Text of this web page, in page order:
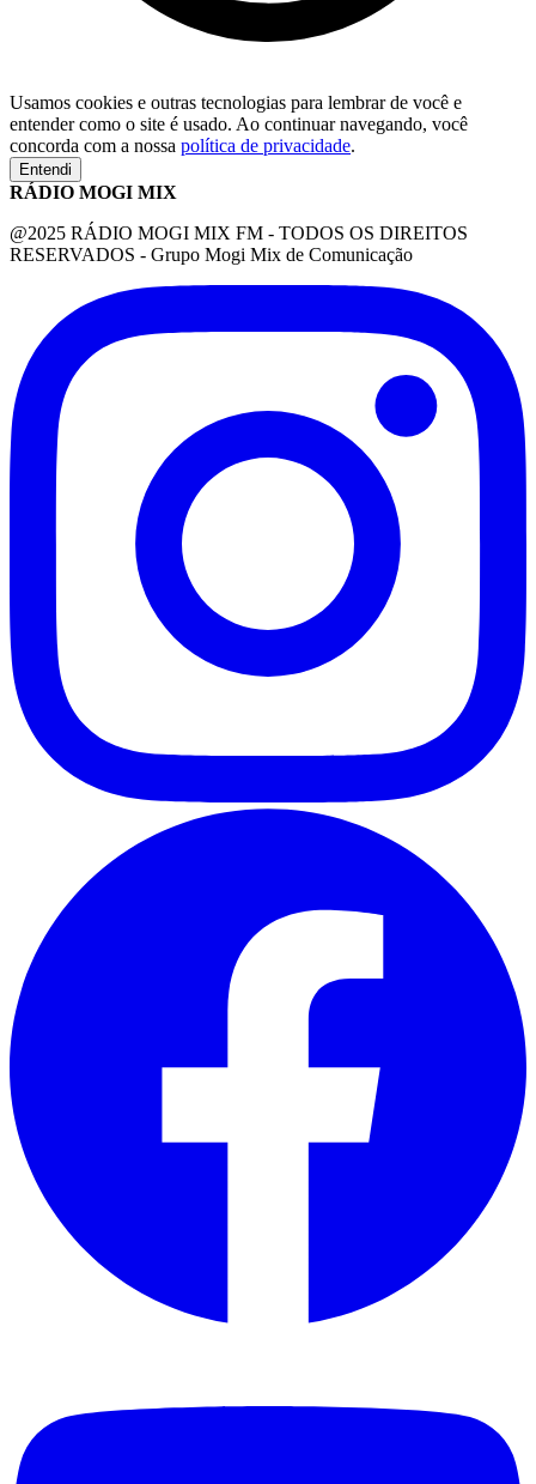
Usamos cookies e outras tecnologias para lembrar de você e
entender como o site é usado. Ao continuar navegando, você
concorda com a nossa política de privacidade.
Entendi
RÁDIO MOGI MIX
@2025 RÁDIO MOGI MIX FM - TODOS OS DIREITOS
RESERVADOS - Grupo Mogi Mix de Comunicação